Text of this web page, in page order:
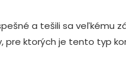
a tešili sa veľkému
ktorých je tento typ